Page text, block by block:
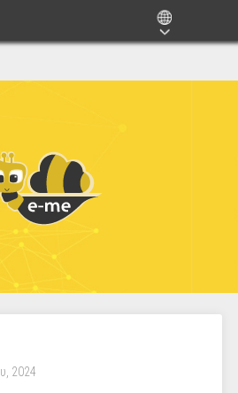
ME BLOGS
2024